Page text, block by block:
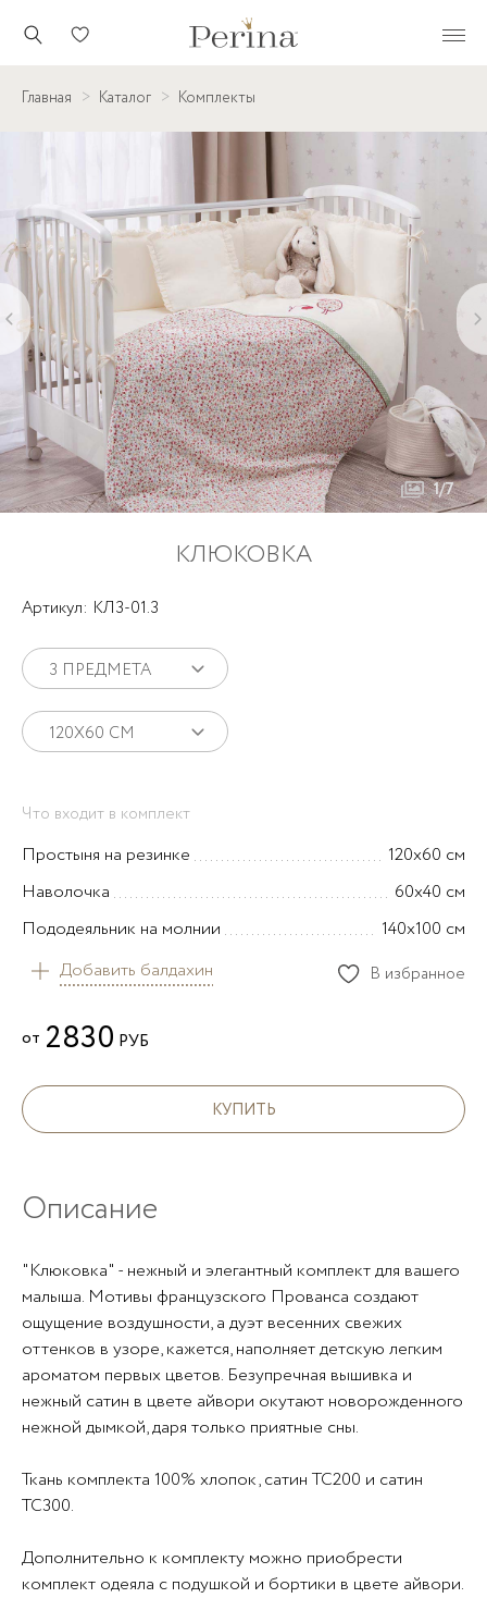
Главная Каталог Комплекты
‹
1/7
КЛЮКОВКА
Артикул: КЛ3-01.3
3 ПРЕДМЕТА
120Х60 СМ
Что входит в комплект
Простыня на резинке
120х60 см
Наволочка
60х40 см
Пододеяльник на молнии
140х100 см
Добавить балдахин
В избранное
от 2830 РУБ
КУПИТЬ
Описание
"Клюковка" - нежный и элегантный комплект для вашего
малыша. Мотивы французского Прованса создают
ощущение воздушности, а дуэт весенних свежих
оттенков в узоре, кажется, наполняет детскую легким
ароматом первых цветов. Безупречная вышивка и
нежный сатин в цвете айвори окутают новорожденного
нежной дымкой, даря только приятные сны.
Ткань комплекта 100% хлопок, сатин ТС200 и сатин
ТС300.
Дополнительно к комплекту можно приобрести
комплект одеяла с подушкой и бортики в цвете айвори.